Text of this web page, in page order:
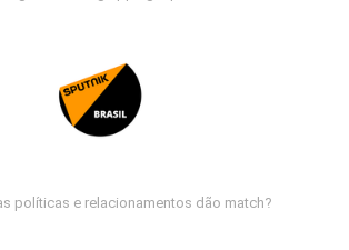
políticas e relacionamentos dão match?